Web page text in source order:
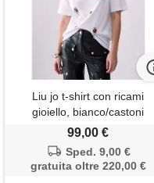
Liu jo t-shirt con ricami
gioiello, bianco/castoni
99,00 €
Sped. 9,00 €
gratuita oltre 220,00 €